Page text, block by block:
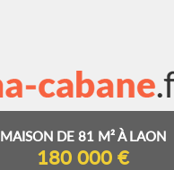
MAISON DE 81 M² À LAON
180 000 €